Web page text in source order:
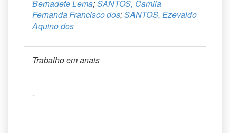
Bernadete Lema;SANTOS, Camila
Fernanda Francisco dos;SANTOS, Ezevaldo
Aquino dos
Trabalho em anais
-